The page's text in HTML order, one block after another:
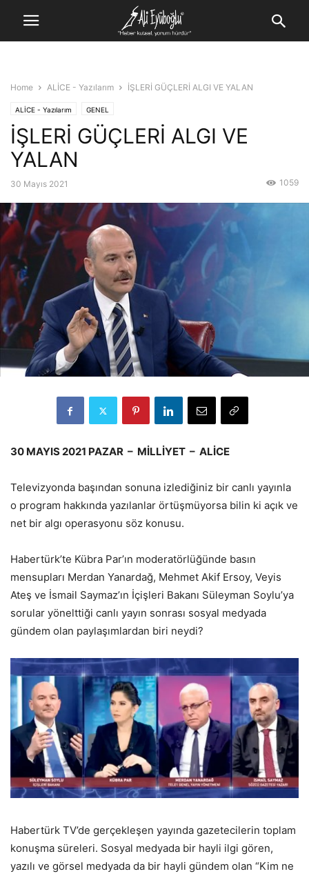
Home ALİCE - Yazılarım İŞLERİ GÜÇLERİ ALGI VE YALAN
ALİCE - Yazılarım GENEL
İŞLERİ GÜÇLERİ ALGI VE
YALAN
30 Mayıs 2021 1059
30 MAYIS 2021 PAZAR – MİLLİYET – ALİCE
Televizyonda başından sonuna izlediğiniz bir canlı yayınla
o program hakkında yazılanlar örtüşmüyorsa bilin ki açık ve
net bir algı operasyonu söz konusu.
Habertürk’te Kübra Par’ın moderatörlüğünde basın
mensupları Merdan Yanardağ, Mehmet Akif Ersoy, Veyis
Ateş ve İsmail Saymaz’ın İçişleri Bakanı Süleyman Soylu’ya
sorular yönelttiği canlı yayın sonrası sosyal medyada
gündem olan paylaşımlardan biri neydi?
Habertürk TV’de gerçekleşen yayında gazetecilerin toplam
konuşma süreleri. Sosyal medyada bir hayli ilgi gören,
yazılı ve görsel medyada da bir hayli gündem olan “Kim ne